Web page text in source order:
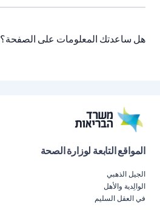
هل ساعدتك المعلومات على الصفحة؟
المواقع التابعة لوزارة الصحة
الجيل الذهبي
الوالِدية والأهل
في العقل السليم